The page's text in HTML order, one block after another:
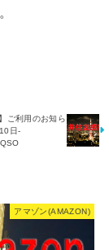
ご利用のお知ら
日-
アマゾン(AMAZON)